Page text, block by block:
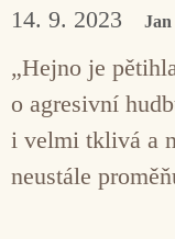
14. 9. 2023 Jan
„Hejno je
o agresivní
i velmi tklivá a
neustále